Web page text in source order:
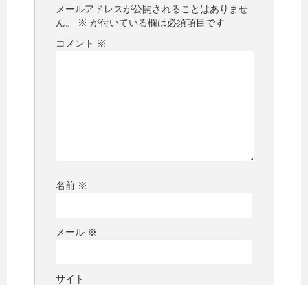
メールアドレスが公開されることはありませ
ん。
※ が付いている欄は必須項目です
コメント ※
名前 ※
メール ※
サイト